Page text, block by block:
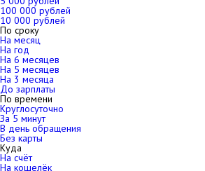
100 000 рублей
10 000 рублей
По сроку
На месяц
На год
На 6 месяцев
На 5 месяцев
На 3 месяца
До зарплаты
По времени
Круглосуточно
За 5 минут
В день обращения
Без карты
Куда
На счёт
На кошелёк